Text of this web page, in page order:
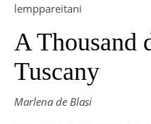
lemppareitani
A Thousand
Tuscany
Marlena de Blasi